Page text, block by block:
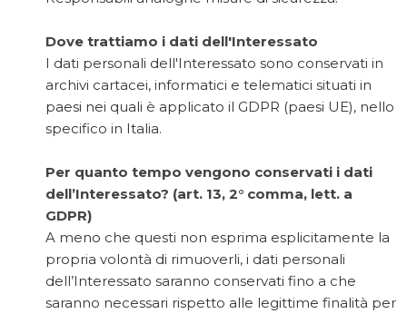
Dove trattiamo i dati dell'Interessato
I dati personali dell'Interessato sono conservati in
archivi cartacei, informatici e telematici situati in
paesi nei quali è applicato il GDPR (paesi UE), nello
specifico in Italia.
Per quanto tempo vengono conservati i dati
dell’Interessato? (art. 13, 2° comma, lett. a
GDPR)
A meno che questi non esprima esplicitamente la
propria volontà di rimuoverli, i dati personali
dell’Interessato saranno conservati fino a che
saranno necessari rispetto alle legittime finalità per